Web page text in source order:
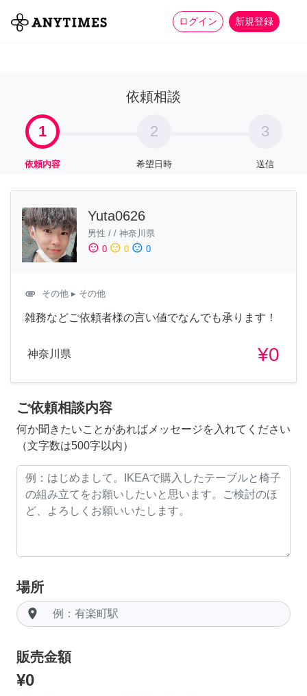
ログイン 新規登録
全て 家事 more_horiz
依頼相談
1
依頼内容
2
希望日時
3
送信
Yuta0626
男性 / / 神奈川県
sentiment_satisfied 0 sentiment_neutral 0 sentiment_dissatisfied 0
attachment その他 ▸ その他
雑務などご依頼者様の言い値でなんでも承ります！
神奈川県 ¥0
ご依頼相談内容
何か聞きたいことがあればメッセージを入れてください
（文字数は500字以内）
場所
room
販売金額
¥0